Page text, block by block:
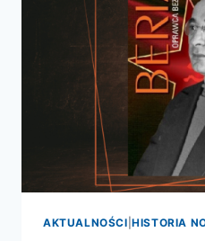
AKTUALNOŚCI |HISTORIA